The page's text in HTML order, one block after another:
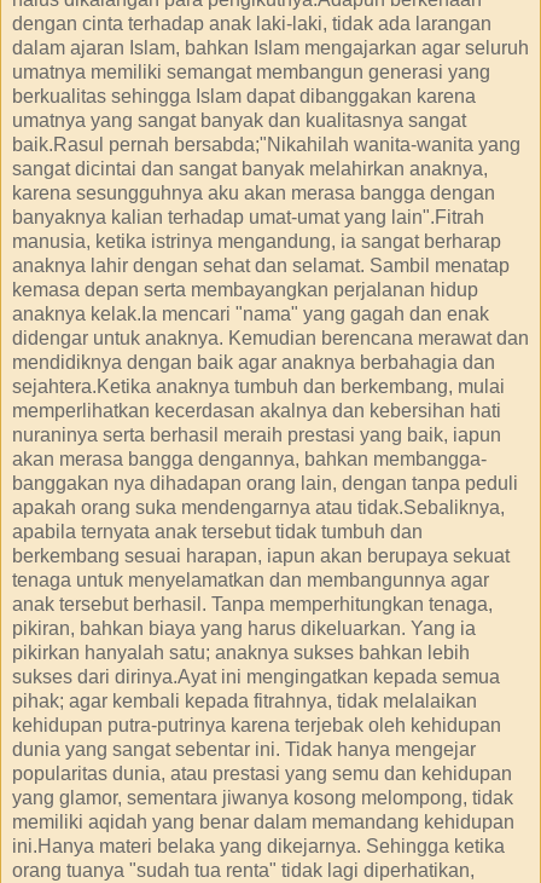
dengan cinta terhadap anak laki-laki, tidak ada larangan
dalam ajaran Islam, bahkan Islam mengajarkan agar seluruh
umatnya memiliki semangat membangun generasi yang
berkualitas sehingga Islam dapat dibanggakan karena
umatnya yang sangat banyak dan kualitasnya sangat
baik.Rasul pernah bersabda;"Nikahilah wanita-wanita yang
sangat dicintai dan sangat banyak melahirkan anaknya,
karena sesungguhnya aku akan merasa bangga dengan
banyaknya kalian terhadap umat-umat yang lain".Fitrah
manusia, ketika istrinya mengandung, ia sangat berharap
anaknya lahir dengan sehat dan selamat. Sambil menatap
kemasa depan serta membayangkan perjalanan hidup
anaknya kelak.Ia mencari "nama" yang gagah dan enak
didengar untuk anaknya. Kemudian berencana merawat dan
mendidiknya dengan baik agar anaknya berbahagia dan
sejahtera.Ketika anaknya tumbuh dan berkembang, mulai
memperlihatkan kecerdasan akalnya dan kebersihan hati
nuraninya serta berhasil meraih prestasi yang baik, iapun
akan merasa bangga dengannya, bahkan membangga-
banggakan nya dihadapan orang lain, dengan tanpa peduli
apakah orang suka mendengarnya atau tidak.Sebaliknya,
apabila ternyata anak tersebut tidak tumbuh dan
berkembang sesuai harapan, iapun akan berupaya sekuat
tenaga untuk menyelamatkan dan membangunnya agar
anak tersebut berhasil. Tanpa memperhitungkan tenaga,
pikiran, bahkan biaya yang harus dikeluarkan. Yang ia
pikirkan hanyalah satu; anaknya sukses bahkan lebih
sukses dari dirinya.Ayat ini mengingatkan kepada semua
pihak; agar kembali kepada fitrahnya, tidak melalaikan
kehidupan putra-putrinya karena terjebak oleh kehidupan
dunia yang sangat sebentar ini. Tidak hanya mengejar
popularitas dunia, atau prestasi yang semu dan kehidupan
yang glamor, sementara jiwanya kosong melompong, tidak
memiliki aqidah yang benar dalam memandang kehidupan
ini.Hanya materi belaka yang dikejarnya. Sehingga ketika
orang tuanya "sudah tua renta" tidak lagi diperhatikan,